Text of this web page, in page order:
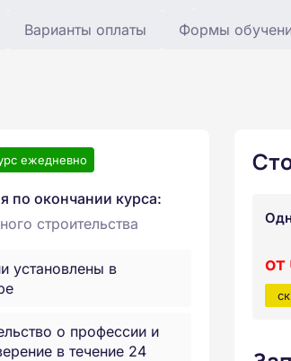
Варианты оплаты Формы
ежедневно
по окончании курса:
строительства
установлены в
о профессии и
в течение 24
от